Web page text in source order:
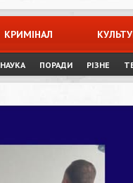
КРИМІНАЛ
НАУКА ПОРАДИ РІЗНЕ